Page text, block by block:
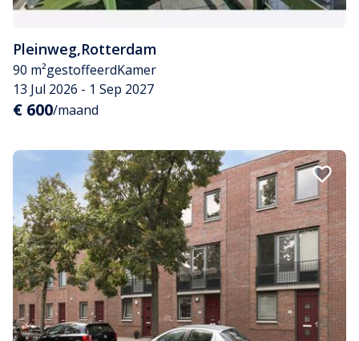
Pleinweg,Rotterdam
90 m²gestoffeerdKamer
13 Jul 2026 - 1 Sep 2027
€ 600/maand